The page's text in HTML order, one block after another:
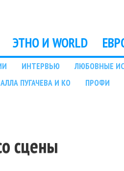
ЭТНО И WORLD
ИНТЕРВЬЮ ЛЮБОВНЫЕ
АЛЛА ПУГАЧЕВА И КО ПРОФИ
сцены